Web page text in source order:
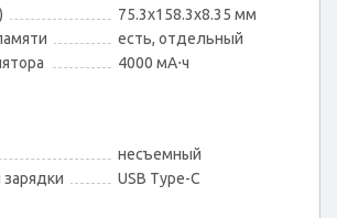
75.3x158.3x8.35 мм
есть, отдельный
4000 мА⋅ч
несъемный
USB Type-C